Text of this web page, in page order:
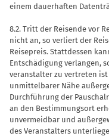
einem dauerhaften
8.2. Tritt der Reisende vor
nicht an, so verliert der
Reisepreis. Stattdes­sen
Entschädigung verlangen,
veranstalter zu vertreten
unmittel­barer Nähe
Durchführung der
an den Bestimmungsort
unver­meidbar und
des Veranstalters